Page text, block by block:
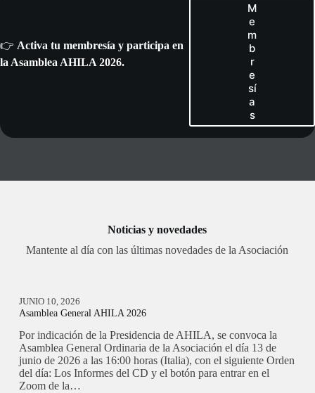
👉 Activa tu membresía y participa en
la Asamblea AHILA 2026.
M
e
m
b
r
e
sí
a
s
Noticias y novedades
Mantente al día con las últimas novedades de la Asociación
JUNIO 10, 2026
Asamblea General AHILA 2026
Por indicación de la Presidencia de AHILA, se convoca la
Asamblea General Ordinaria de la Asociación el día 13 de
junio de 2026 a las 16:00 horas (Italia), con el siguiente Orden
del día: Los Informes del CD y el botón para entrar en el
Zoom de la…